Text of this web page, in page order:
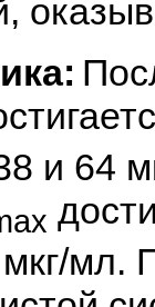
и 64
мл.